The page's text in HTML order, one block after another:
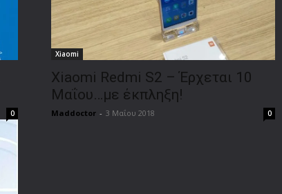
0
Xiaomi
Xiaomi Redmi S2 – Έρχεται 10
Μαΐου…με έκπληξη!
Maddoctor - 3 Μαΐου 2018 0